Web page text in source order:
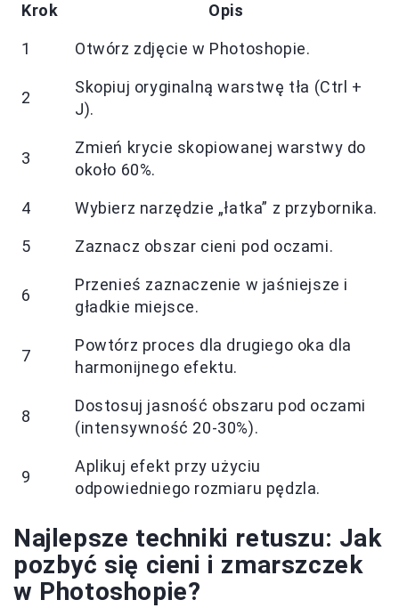
Krok Opis
1 Otwórz zdjęcie w Photoshopie.
2
Skopiuj oryginalną warstwę tła (Ctrl +
J).
3
Zmień krycie skopiowanej warstwy do
około 60%.
4 Wybierz narzędzie „łatka” z przybornika.
5 Zaznacz obszar cieni pod oczami.
6
Przenieś zaznaczenie w jaśniejsze i
gładkie miejsce.
7
Powtórz proces dla drugiego oka dla
harmonijnego efektu.
8
Dostosuj jasność obszaru pod oczami
(intensywność 20-30%).
9
Aplikuj efekt przy użyciu
odpowiedniego rozmiaru pędzla.
Najlepsze techniki retuszu: Jak
pozbyć się cieni i zmarszczek
w Photoshopie?